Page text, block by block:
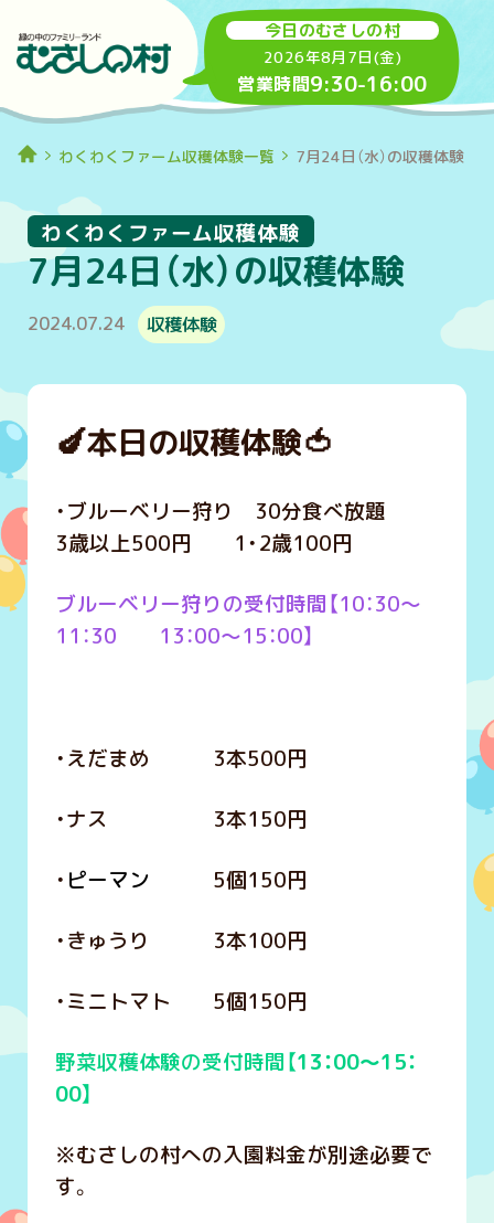
今日のむさしの村
2026年8月7日(金)
営業時間9:30-16:00
わくわくファーム収穫体験一覧 7月24日（水）の収穫体験
7月24日（水）の収穫体験
わくわくファーム収穫体験
2024.07.24 収穫体験
🍆本日の収穫体験🍅
・ブルーベリー狩り 30分食べ放題
3歳以上500円 1・2歳100円
ブルーベリー狩りの受付時間【10：30～
11：30 13：00～15：00】
・えだまめ 3本500円
・ナス 3本150円
・ ピーマン 5個150円
・きゅうり 3本100円
・ミニトマト 5個150円
野菜収穫体験の受付時間【13：00～15：
00】
※むさしの村への入園料金が別途必要で
す。